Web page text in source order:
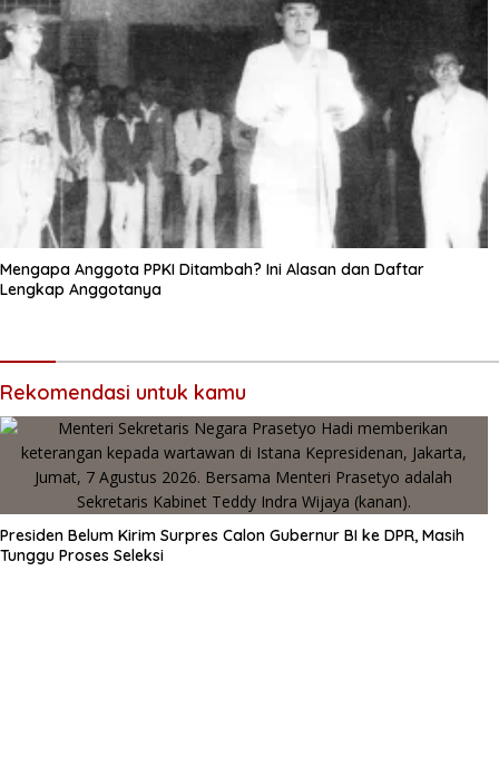
Mengapa Anggota PPKI Ditambah? Ini Alasan dan Daftar
Lengkap Anggotanya
Rekomendasi untuk kamu
Presiden Belum Kirim Surpres Calon Gubernur BI ke DPR, Masih
Tunggu Proses Seleksi